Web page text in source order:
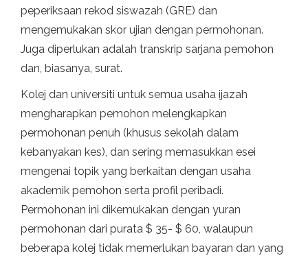
peperiksaan rekod siswazah (GRE) dan
mengemukakan skor ujian dengan permohonan.
Juga diperlukan adalah transkrip sarjana pemohon
dan, biasanya, surat.
Kolej dan universiti untuk semua usaha ijazah
mengharapkan pemohon melengkapkan
permohonan penuh (khusus sekolah dalam
kebanyakan kes), dan sering memasukkan esei
mengenai topik yang berkaitan dengan usaha
akademik pemohon serta profil peribadi.
Permohonan ini dikemukakan dengan yuran
permohonan dari purata $ 35- $ 60, walaupun
beberapa kolej tidak memerlukan bayaran dan yang